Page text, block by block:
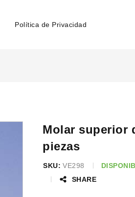
Política de Privacidad
Molar superior
piezas
SKU: VE298
SHARE